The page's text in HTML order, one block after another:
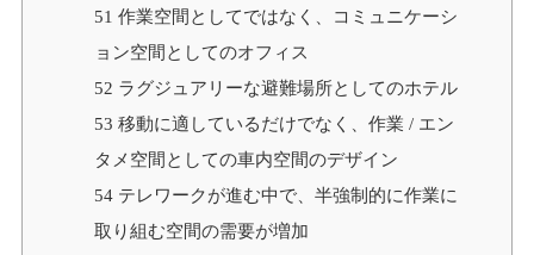
51 作業空間としてではなく、コミュニケーシ
ョン空間としてのオフィス
52 ラグジュアリーな避難場所としてのホテル
53 移動に適しているだけでなく、作業 / エン
タメ空間としての車内空間のデザイン
54テレワークが進む中で、半強制的に作業に
取り組む空間の需要が増加